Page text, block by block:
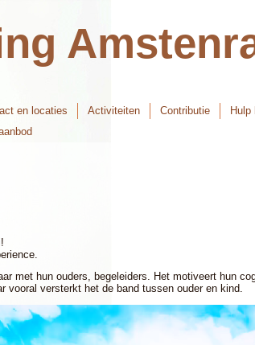
en locaties Activiteiten Contributie
met hun ouders, begeleiders. Het motiveert hun
vooral versterkt het de band tussen ouder en kind.